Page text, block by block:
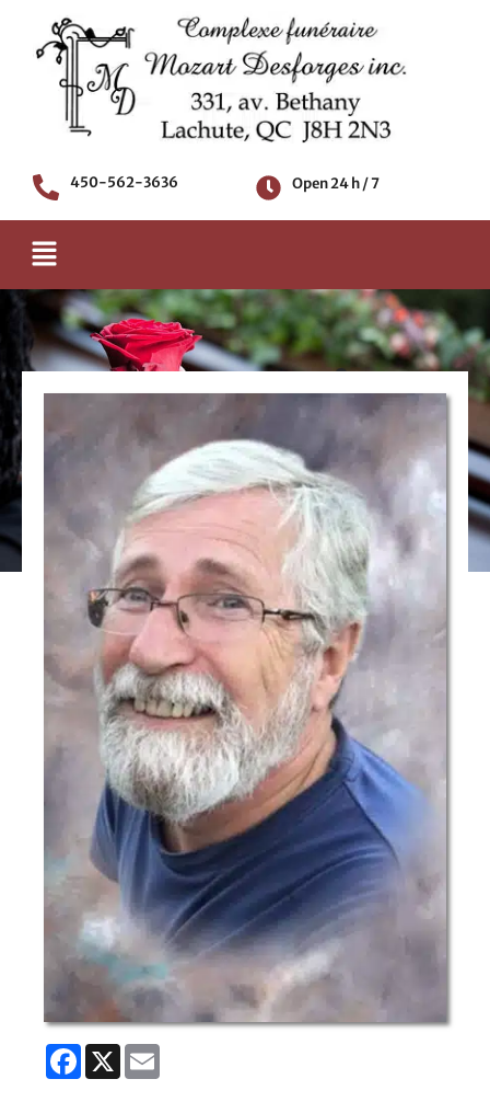
content
450-562-3636 Open 24 h / 7
Menu
Death notice
Facebook
X